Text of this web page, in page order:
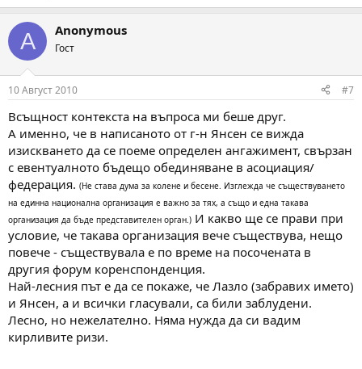
A Anonymous
Гост
10 Август 2010 #7
Всъщност контекста на въпроса ми беше друг.
А именно, че в написаното от г-н Янсен се вижда
изискването да се поеме определен ангажимент, свързан
с евентуалното бъдещо обединяване в асоциация/
федерация. (Не става дума за колене и бесене. Изглежда че съществуването
на единна национална организация е важно за тях, а също и една такава
организация да бъде представителен орган.) И какво ще се прави при
условие, че такава организация вече съществува, нещо
повече - съществувала е по време на посочената в
другия форум коренспонденция.
Най-лесния път е да се покаже, че Лазло (забравих името)
и Янсен, а и всички гласували, са били заблудени.
Лесно, но нежелателно. Няма нужда да си вадим
кирливите ризи.